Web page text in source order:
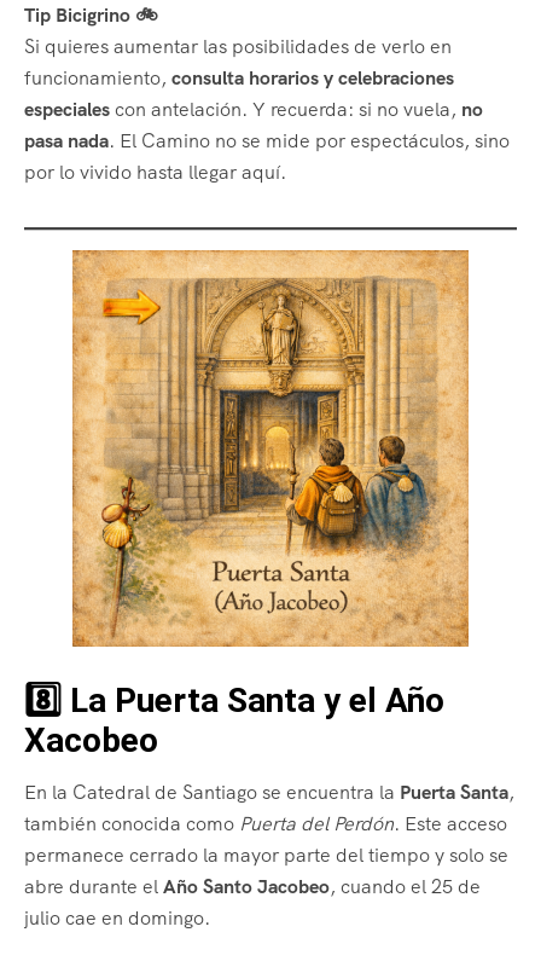
Tip Bicigrino 🚲
Si quieres aumentar las posibilidades de verlo en
funcionamiento, consulta horarios y celebraciones
especialescon antelación. Y recuerda: si no vuela, no
pasa nada. El Camino no se mide por espectáculos, sino
por lo vivido hasta llegar aquí.
8️⃣ La Puerta Santa y el Año
Xacobeo
En la Catedral de Santiago se encuentra la Puerta Santa,
también conocida como Puerta del Perdón. Este acceso
permanece cerrado la mayor parte del tiempo y solo se
abre durante elAño Santo Jacobeo, cuando el 25 de
julio cae en domingo.